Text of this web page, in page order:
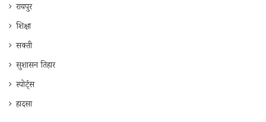
रायपुर
शिक्षा
सक्ती
सुशासन तिहार
स्पोर्ट्स
हादसा